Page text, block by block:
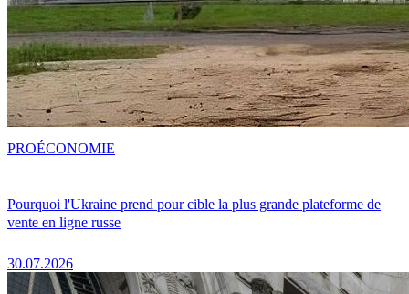
Pourquoi l'Ukraine prend pour cible la plus grande plateforme de
vente en ligne russe
30.07.2026
PROÉCONOMIE